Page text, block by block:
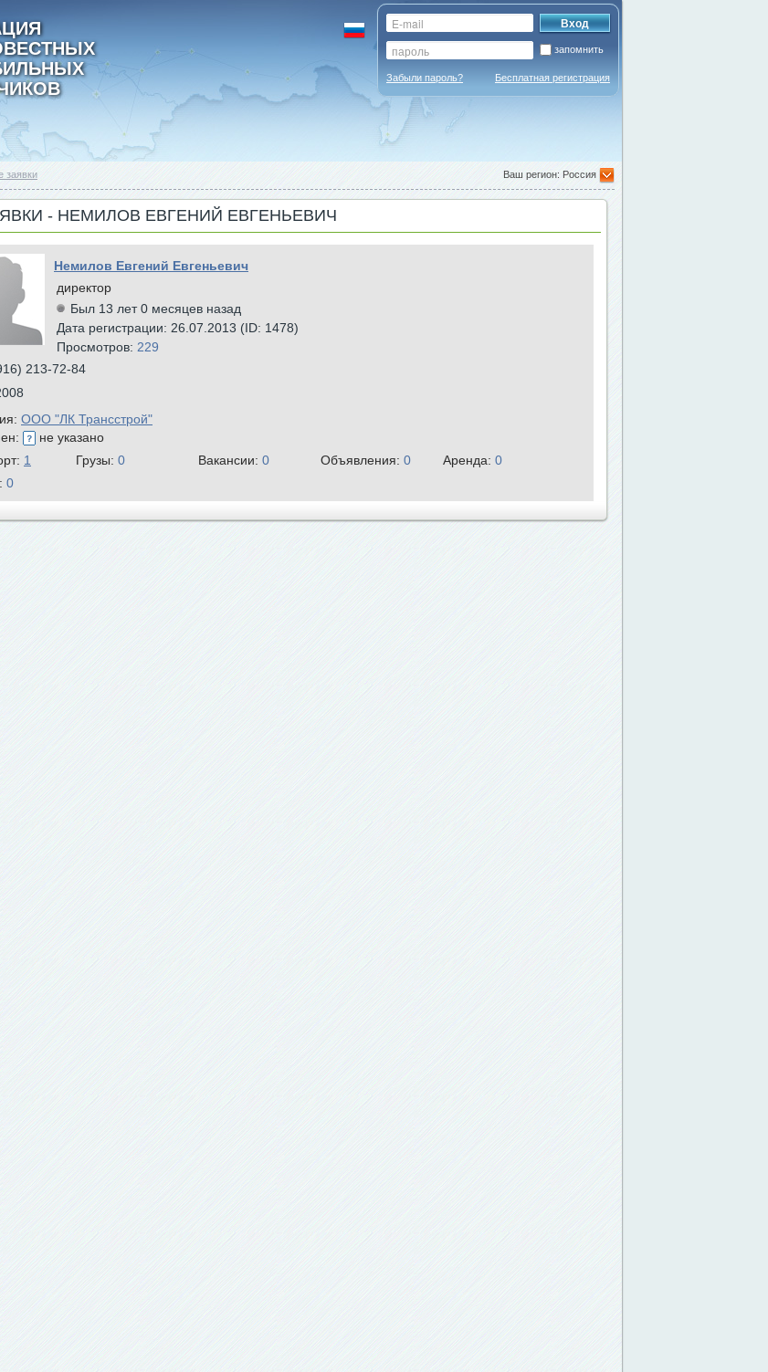
запомнить
Забыли пароль? Бесплатная регистрация
заявки Ваш регион: Россия
- НЕМИЛОВ ЕВГЕНИЙ ЕВГЕНЬЕВИЧ
Немилов Евгений Евгеньевич
директор
Был 13 лет 0 месяцев назад
Дата регистрации: 26.07.2013 (ID: 1478)
Просмотров: 229
213-72-84
ООО "ЛК Трансстрой"
не указано
1 Грузы: 0 Вакансии: 0 Объявления: 0 Аренда: 0
0